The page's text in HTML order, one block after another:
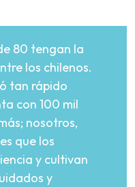
80 tengan la
los chilenos.
tan rápido
con 100 mil
nosotros,
que los
y cultivan
y